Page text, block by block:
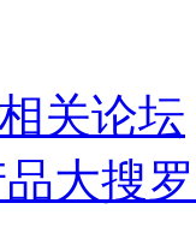
关论坛
大搜